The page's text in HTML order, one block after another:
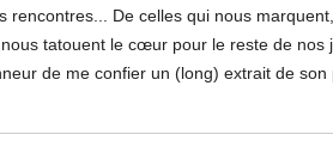
rencontres... De celles qui nous
tatouent le cœur pour le reste de nos
de me confier un (long) extrait de son